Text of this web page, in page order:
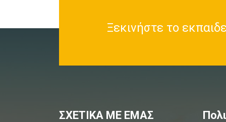
Ξεκινήστε το
ΣΧΕΤΙΚΑ ΜΕ ΕΜΑΣ